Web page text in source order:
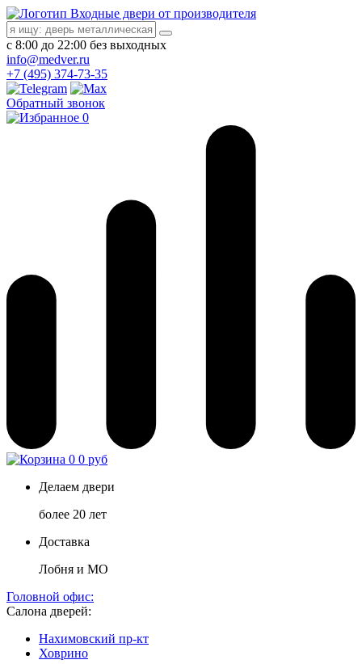
Входные двери от производителя
с 8:00 до 22:00 без выходных
info@medver.ru
+7 (495) 374-73-35
Обратный звонок
0
0 0 руб
Делаем двери
более 20 лет
Доставка
Лобня и МО
Головной офис:
Салона дверей:
Нахимовский пр-кт
Ховрино